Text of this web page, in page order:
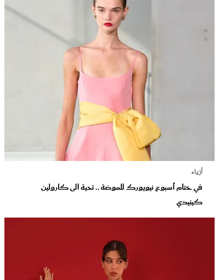
أزياء
في ختام أسبوع نيويورك للموضة .. تحية الى كارولين
كينيدي